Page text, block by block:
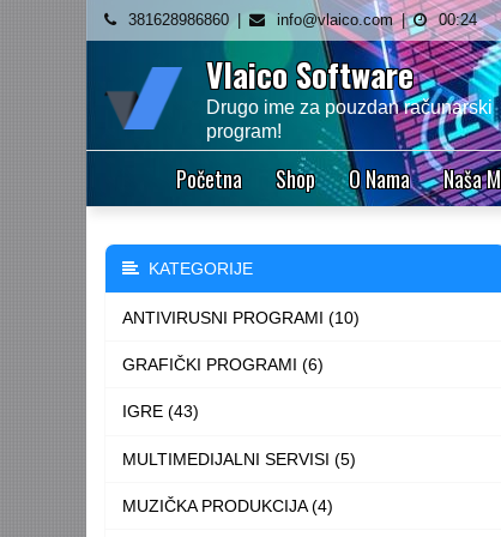
Skip
content
381628986860 info@vlaico.com 00:24
Vlaico Software
Drugo ime za pouzdan računarski
program!
Početna Shop O Nama Naša
KATEGORIJE
ANTIVIRUSNI PROGRAMI (10)
GRAFIČKI PROGRAMI (6)
IGRE (43)
MULTIMEDIJALNI SERVISI (5)
MUZIČKA PRODUKCIJA (4)